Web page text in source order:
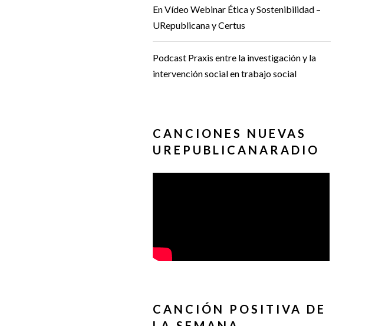
En Vídeo Webinar Ética y Sostenibilidad –
URepublicana y Certus
Podcast Praxis entre la investigación y la
intervención social en trabajo social
CANCIONES NUEVAS
UREPUBLICANARADIO
CANCIÓN POSITIVA DE